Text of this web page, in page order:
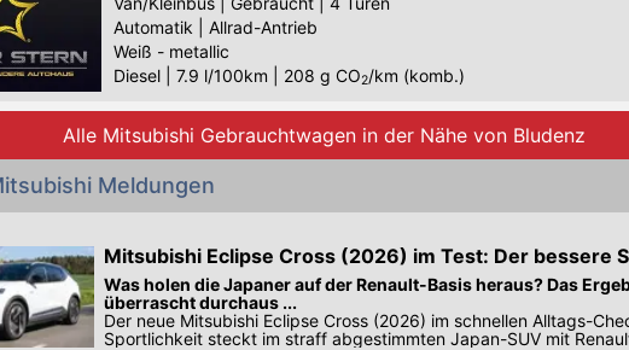
Automatik
Allrad-Antrieb
Weiß - metallic
Diesel
7.9 l/100km 208 g CO2/km (komb.)
Alle Mitsubishi Gebrauchtwagen in der Nähe von Bludenz
Meldungen
Mitsubishi Eclipse Cross (2026) im Test: Der bessere
Was holen die Japaner auf der Renault-Basis heraus? Das
überrascht durchaus ...
Der neue Mitsubishi Eclipse Cross (2026) im schnellen Alltags-
Sportlichkeit steckt im straff abgestimmten Japan-SUV mit